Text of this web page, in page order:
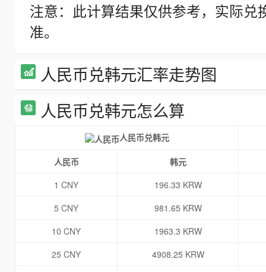
注意：此计算结果仅供参考，实际
准。
人民币兑韩元汇率走势图
人民币兑韩元怎么算
人民币兑韩元
人民币
韩元
1 CNY
196.33 KRW
5 CNY
981.65 KRW
10 CNY
1963.3 KRW
25 CNY
4908.25 KRW